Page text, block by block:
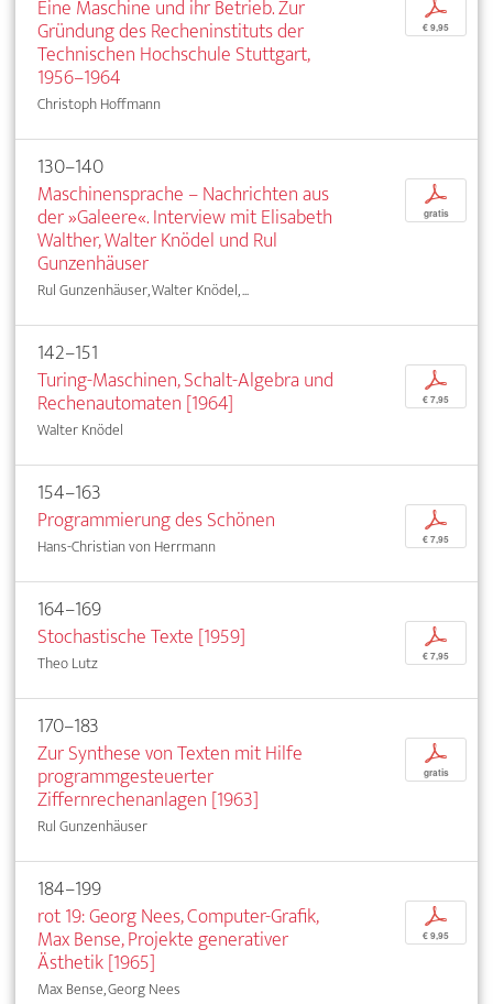
Eine Maschine und ihr Betrieb. Zur
Gründung des Recheninstituts der
Technischen Hochschule Stuttgart,
1956–1964
Christoph Hoffmann
p
€ 9,95
130–140
Maschinensprache – Nachrichten aus
der »Galeere«. Interview mit Elisabeth
Walther, Walter Knödel und Rul
Gunzenhäuser
Rul Gunzenhäuser, Walter Knödel, ...
p
gratis
142–151
Turing-Maschinen, Schalt-Algebra und
Rechenautomaten [1964]
Walter Knödel
p
€ 7,95
154–163
Programmierung des Schönen
Hans-Christian von Herrmann
p
€ 7,95
164–169
Stochastische Texte [1959]
Theo Lutz
p
€ 7,95
170–183
Zur Synthese von Texten mit Hilfe
programmgesteuerter
Ziffernrechenanlagen [1963]
Rul Gunzenhäuser
p
gratis
184–199
rot 19: Georg Nees, Computer-Grafik,
Max Bense, Projekte generativer
Ästhetik [1965]
Max Bense, Georg Nees
p
€ 9,95